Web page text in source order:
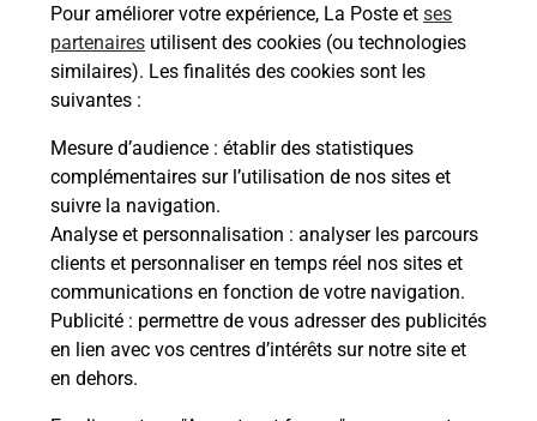
Pour améliorer votre expérience, La Poste et ses
partenaires utilisent des cookies (ou technologies
similaires). Les finalités des cookies sont les
suivantes :
Mesure d’audience : établir des statistiques
complémentaires sur l’utilisation de nos sites et
suivre la navigation.
Analyse et personnalisation : analyser les parcours
clients et personnaliser en temps réel nos sites et
communications en fonction de votre navigation.
Publicité : permettre de vous adresser des publicités
en lien avec vos centres d’intérêts sur notre site et
en dehors.
En savoir plus
Malin !
La Poste
en ligne
Ouvert 24h/24
En savoir plus